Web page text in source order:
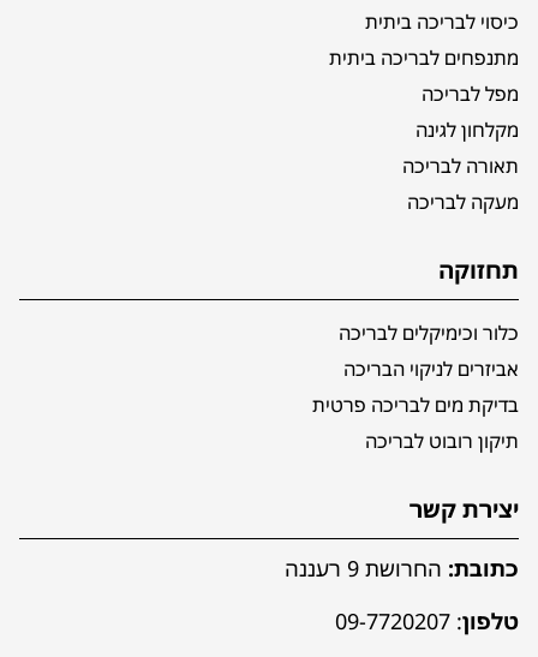
כיסוי לבריכה ביתית
מתנפחים לבריכה ביתית
מפל לבריכה
מקלחון לגינה
תאורה לבריכה
מעקה לבריכה
תחזוקה
כלור וכימיקלים לבריכה
אביזרים לניקוי הבריכה
בדיקת מים לבריכה פרטית
תיקון רובוט לבריכה
יצירת קשר
כתובת: החרושת 9 רעננה
טלפון:
09-7720207